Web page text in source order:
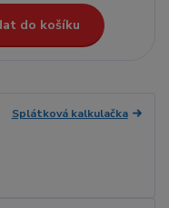
do košíku
Splátková kalkulačka